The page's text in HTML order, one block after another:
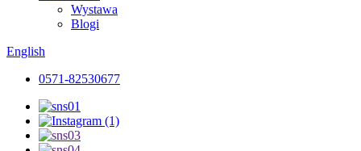
Wystawa
Blogi
English
0571-82530677